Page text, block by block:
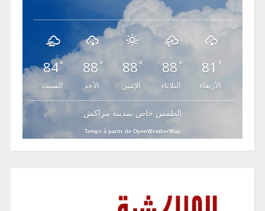
84°
السبت
88 °
الأحد
88°
الإثنين
88 °
الثلاثاء
81 °
الأربعاء
الطقس خاص بمدينة مراكش
Temps à partir de OpenWeatherMap